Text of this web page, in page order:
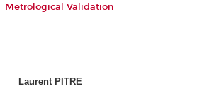
Metrological Validation
Laurent PITRE